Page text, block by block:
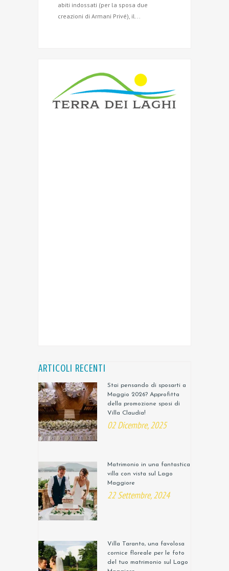
abiti indossati (per la sposa due
creazioni di Armani Privé), il...
ARTICOLI RECENTI
Stai pensando di sposarti a
Maggio 2026? Approfitta
della promozione sposi di
Villa Claudia!
02 Dicembre, 2025
Matrimonio in una fantastica
villa con vista sul Lago
Maggiore
22 Settembre, 2024
Villa Taranto, una favolosa
cornice floreale per le foto
del tuo matrimonio sul Lago